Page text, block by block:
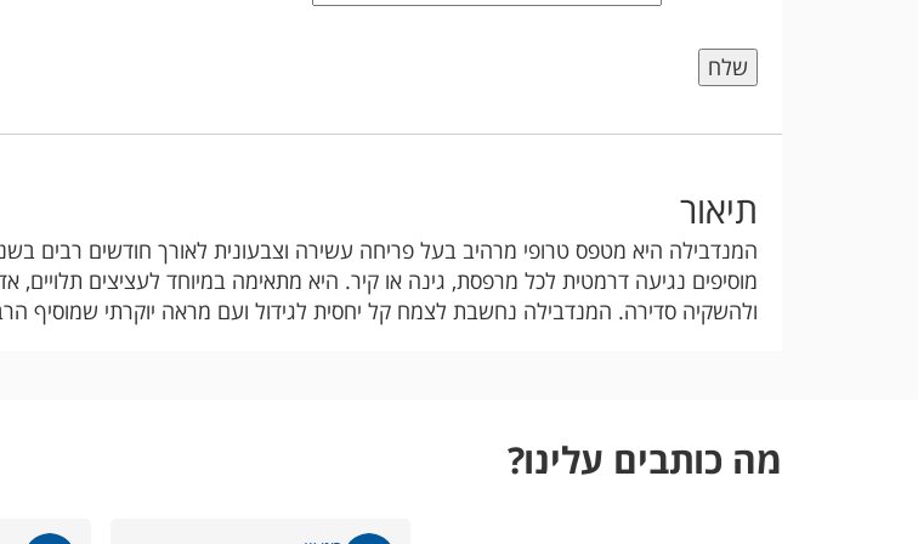
תיאור
המנדבילה היא מטפס טרופי מרהיב בעל פריחה עשירה וצבעונית לאורך חודשים רבים
מוסיפים נגיעה דרמטית לכל מרפסת, גינה או קיר. היא מתאימה במיוחד לעציצים תלויים,
ולהשקיה סדירה. המנדבילה נחשבת לצמח קל יחסית לגידול ועם מראה יוקרתי שמוסיף
מה כותבים עלינו?